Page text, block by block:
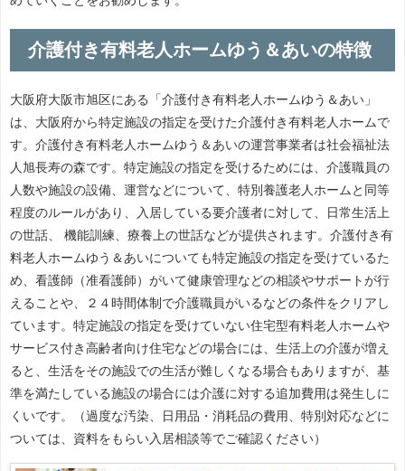
介護付き有料老人ホームゆう＆あいの特徴
大阪府大阪市旭区にある「介護付き有料老人ホームゆう＆あい」
は、大阪府から特定施設の指定を受けた介護付き有料老人ホームで
す。介護付き有料老人ホームゆう＆あいの運営事業者は社会福祉法
人旭長寿の森です。特定施設の指定を受けるためには、介護職員の
人数や施設の設備、運営などについて、特別養護老人ホームと同等
程度のルールがあり、入居している要介護者に対して、日常生活上
の世話、 機能訓練、療養上の世話などが提供されます。介護付き有
料老人ホームゆう＆あいについても特定施設の指定を受けているた
め、看護師（准看護師）がいて健康管理などの相談やサポートが行
えることや、２４時間体制で介護職員がいるなどの条件をクリアし
ています。特定施設の指定を受けていない住宅型有料老人ホームや
サービス付き高齢者向け住宅などの場合には、生活上の介護が増え
ると、生活をその施設での生活が難しくなる場合もありますが、基
準を満たしている施設の場合には介護に対する追加費用は発生しに
くいです。（過度な汚染、日用品・消耗品の費用、特別対応などに
ついては、資料をもらい入居相談等でご確認ください）